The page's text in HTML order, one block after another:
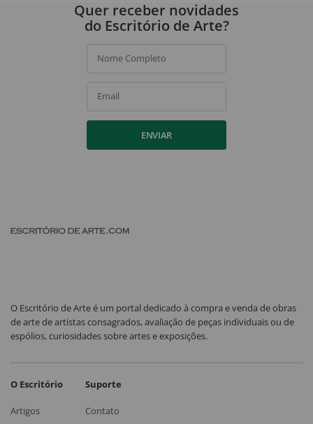
Quer receber novidades
do Escritório de Arte?
Nome Completo
Email
ENVIAR
O Escritório de Arte é um portal dedicado à compra e venda de obras
de arte de artistas consagrados, avaliação de peças individuais ou de
espólios, curiosidades sobre artes e exposições.
O Escritório
Artigos
Suporte
Contato